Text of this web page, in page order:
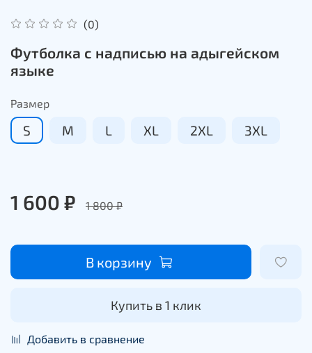
(0)
Футболка с надписью на адыгейском
языке
Размер
S M L XL 2XL 3XL
1 600 ₽ 1 800 ₽
В корзину
Купить в 1 клик
Добавить в сравнение